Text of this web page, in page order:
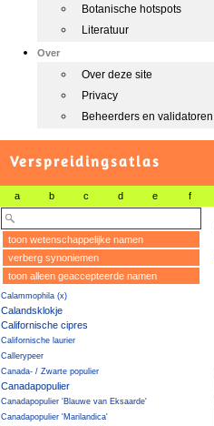
Botanische hotspots
Literatuur
Over
Over deze site
Privacy
Beheerders en validatoren
Verspreidingsatlas
a b c d e f
toon wetenschappelijke namen
verberg synoniemen
toon alleen geaccepteerde namen
Calammophila (x)
Calandsklokje
Californische cipres
Californische laurier
Callerypeer
Canada- / Zwarte populier
Canadapopulier
Canadapopulier 'Blauwe van Eksaarde'
Canadapopulier 'Marilandica'